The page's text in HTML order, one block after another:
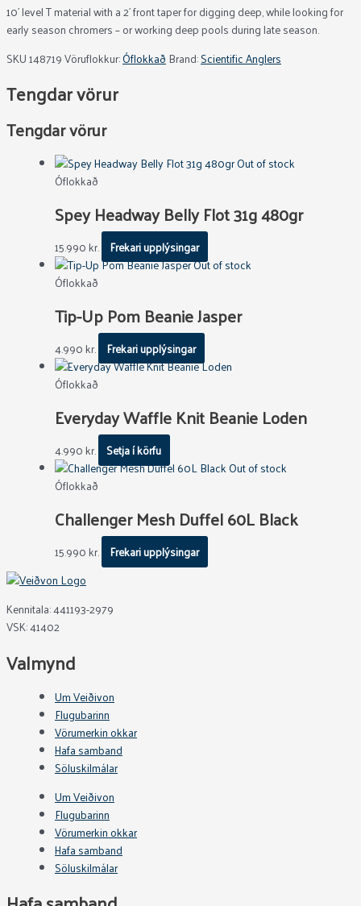
10´ level T material with a 2´ front taper for digging deep, while looking for
early season chromers – or working deep pools during late season.
SKU148719Vöruflokkur:Óflokkað Brand:Scientific Anglers
Tengdar vörur
Tengdar vörur
Out of stock
Óflokkað
Spey Headway Belly Flot 31g 480gr
15.990kr. Frekari upplýsingar
Out of stock
Óflokkað
Tip-Up Pom Beanie Jasper
4.990kr. Frekari upplýsingar
Óflokkað
Everyday Waffle Knit Beanie Loden
4.990kr. Setja í körfu
Out of stock
Óflokkað
Challenger Mesh Duffel 60L Black
15.990kr. Frekari upplýsingar
Kennitala: 441193-2979
VSK: 41402
Valmynd
Um Veiðivon
Flugubarinn
Vörumerkin okkar
Hafa samband
Söluskilmálar
Um Veiðivon
Flugubarinn
Vörumerkin okkar
Hafa samband
Söluskilmálar